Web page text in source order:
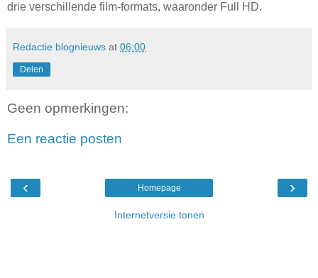
drie verschillende film-formats, waaronder Full HD.
Redactie blognieuws at 06:00
Delen
Geen opmerkingen:
Een reactie posten
‹ ›
Homepage
Internetversie tonen